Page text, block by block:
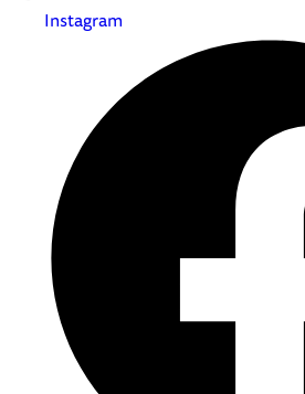
Instagram